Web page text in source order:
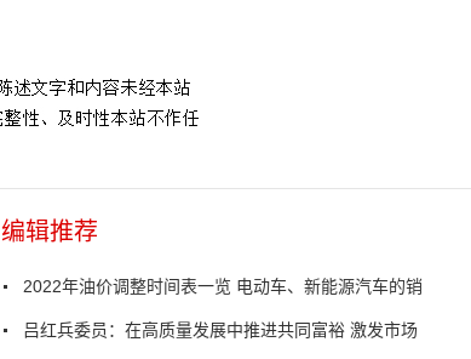
编辑推荐
2022年油价调整时间表一览 电动车、新能源汽车的销
吕红兵委员：在高质量发展中推进共同富裕 激发市场